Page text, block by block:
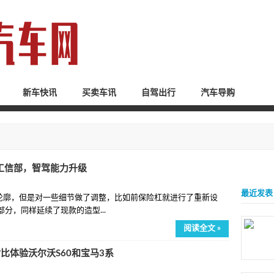
新车快讯 买卖车讯 自驾出行 汽车导购
信部，智驾能力升级
，但是对一些细节做了调整，比如前保险杠就进行了重新设
分，同样延续了现款的造型...
阅读全文 »
体验沃尔沃S60和宝马3系
最近发表